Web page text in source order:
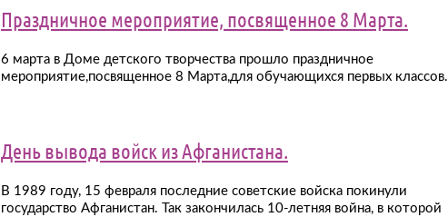
Праздничное мероприятие, посвященное 8 Марта.
6 марта в Доме детского творчества прошло праздничное
мероприятие,посвященное 8 Марта,для обучающихся первых классов.
День вывода войск из Афганистана.
В 1989 году, 15 февраля последние советские войска покинули
государство Афганистан. Так закончилась 10-летняя война, в которой